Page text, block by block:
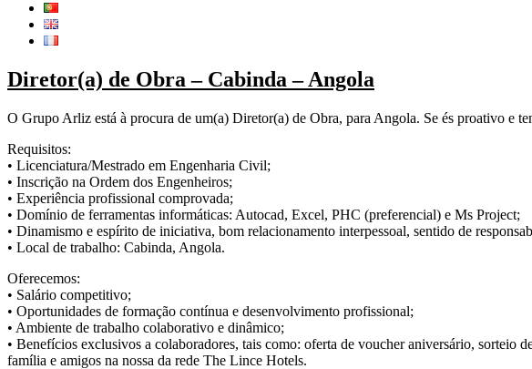
Diretor(a) de Obra – Cabinda – Angola
O Grupo Arliz está à procura de um(a) Diretor(a) de Obra, para Angola. Se és proativo e
Requisitos:
• Licenciatura/Mestrado em Engenharia Civil;
• Inscrição na Ordem dos Engenheiros;
• Experiência profissional comprovada;
• Domínio de ferramentas informáticas: Autocad, Excel, PHC (preferencial) e Ms Project;
• Dinamismo e espírito de iniciativa, bom relacionamento interpessoal, sentido de
• Local de trabalho: Cabinda, Angola.
Oferecemos:
• Salário competitivo;
• Oportunidades de formação contínua e desenvolvimento profissional;
• Ambiente de trabalho colaborativo e dinâmico;
• Benefícios exclusivos a colaboradores, tais como: oferta de voucher aniversário, sorteio
família e amigos na nossa da rede The Lince Hotels.